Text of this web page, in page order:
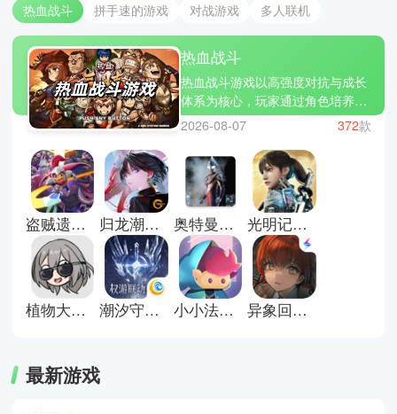
热血战斗 拼手速的游戏 对战游戏 多人联机
热血战斗
热血战斗游戏以高强度对抗与成长
体系为核心，玩家通过角色培养、
技能组合与战斗操作不断提升实
力，在多样化战场中完成挑战。游
戏通常融合连招系统、装备强化、
关卡推进与竞技对战，强调节奏感
与爆发式战斗体验。火影忍者手
游、王者荣耀、崩坏3，涵盖了格
斗竞技、团队对抗与剧情战斗等多
种玩法类型。玩家可以通过不断练
习操作、优化阵容与提升角色战
力，在对战中释放技能连击，体验
强对抗与高节奏的战斗乐趣。
2026-08-07 372款
盗贼遗产2汉化版 归龙潮官方正版 奥特曼格斗进化重生直装版 光明记忆无限手游
植物大战僵尸星铁版 潮汐守望者手游 小小法师小游戏 异象回声官方版
最新游戏